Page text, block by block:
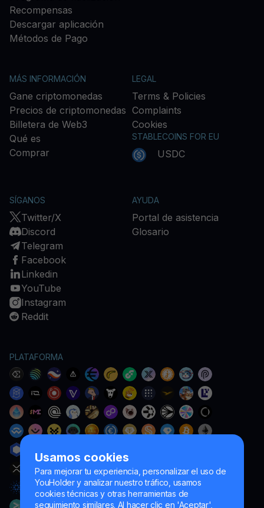
Usamos cookies
Para mejorar tu experiencia, personalizar el uso de
YouHolder y analizar nuestro tráfico, usamos
cookies técnicas y otras herramientas de
seguimiento similares. Al hacer clic en 'Aceptar',
Recompensas
Descargar aplicación
Métodos de Pago
MÁS INFORMACIÓN
Gane criptomonedas
Precios de criptomonedas
Billetera de Web3
Qué es
Comprar
LEGAL
Terms & Policies
Complaints
Cookies
STABLECOINS FOR EU
USDC
SÍGANOS
Twitter/X
Discord
Telegram
Facebook
Linkedin
YouTube
Instagram
Reddit
AYUDA
Portal de asistencia
Glosario
PLATAFORMA